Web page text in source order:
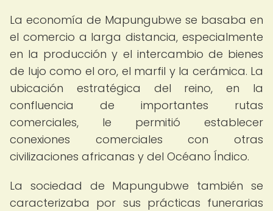
La economía de Mapungubwe se basaba en
el comercio a larga distancia, especialmente
en la producción y el intercambio de bienes
de lujo como el oro, el marfil y la cerámica. La
ubicación estratégica del reino, en la
confluencia de importantes rutas
comerciales, le permitió establecer
conexiones comerciales con otras
civilizaciones africanas y del Océano Índico.
La sociedad de Mapungubwe también se
caracterizaba por sus prácticas funerarias